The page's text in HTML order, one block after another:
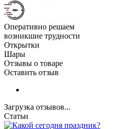
Оперативно решаем
возникшие трудности
Открытки
Шары
Отзывы о товаре
Оставить отзыв
Загрузка отзывов...
Статьи